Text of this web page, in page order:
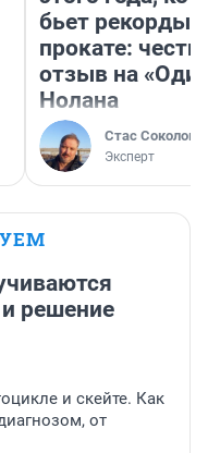
бьет рекорды в
прокате:
отзыв на
Нолана
Стас Соколов
Эксперт
решение
и скейте. Как
от